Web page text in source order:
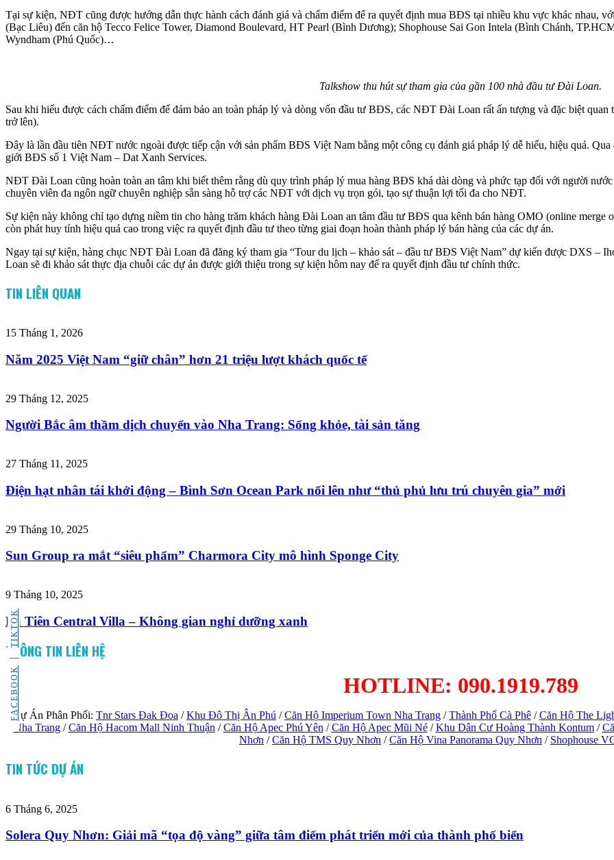
FACEBOOK
TIKTOK
Tại sự kiện, NĐT cũng được hướng dẫn thực hành cách đánh giá và chấm điểm để ra quyết định mua BĐS tại nhiều khu vực khác nhau,
(Bạc Liêu) đến căn hộ Tecco Felice Tower, Diamond Boulevard, HT Pearl (Bình Dương); Shophouse Sai Gon Intela (Bình Chánh,
Wyndham (Phú Quốc)…
Talkshow thu hút sự tham gia của gần 100 nhà đầu tư Đài Loan.
Sau khi hiểu được cách chấm điểm để đảm bảo an toàn pháp lý và dòng vốn đầu tư BĐS, các NĐT Đài Loan rất ấn tượng và đặc biệt
trở lên).
Đây là lần đầu tiên NĐT nước ngoài được tiếp cận với sản phẩm BĐS Việt Nam bằng một công cụ đánh giá pháp lý dễ hiểu, hiệu quả.
giới BĐS số 1 Việt Nam – Dat Xanh Services.
NĐT Đài Loan cũng hoàn toàn an tâm khi biết thêm rằng dù quy trình pháp lý mua hàng BĐS khá dài dòng và phức tạp đối với người
chuyên viên đa ngôn ngữ chuyên nghiệp sẵn sàng hỗ trợ các NĐT với dịch vụ trọn gói, tạo sự thuận lợi tối đa cho NĐT.
Sự kiện này không chỉ tạo dựng niềm tin cho hàng trăm khách hàng Đài Loan an tâm đầu tư BĐS qua kênh bán hàng OMO (online merge
còn phát huy tính hiệu quả cao trong việc ra quyết định đầu tư theo từng giai đoạn hoàn thành pháp lý bán hàng của các dự án.
Ngay tại sự kiện, hàng chục NĐT Đài Loan đã đăng ký tham gia “Tour du lịch – khảo sát – đầu tư BĐS Việt Nam” dự kiến được DXS –
Loan sẽ đi khảo sát thực địa chuỗi các dự án được giới thiệu trong sự kiện hôm nay để ra quyết định đầu tư chính thức.
TIN LIÊN QUAN
15 Tháng 1, 2026
Năm 2025 Việt Nam “giữ chân” hơn 21 triệu lượt khách quốc tế
29 Tháng 12, 2025
Người Bắc âm thầm dịch chuyển vào Nha Trang: Sống khỏe, tài sản tăng
27 Tháng 11, 2025
Điện hạt nhân tái khởi động – Bình Sơn Ocean Park nổi lên như “thủ phủ lưu trú chuyên gia” mới
29 Tháng 10, 2025
Sun Group ra mắt “siêu phẩm” Charmora City mô hình Sponge City
9 Tháng 10, 2025
La Tiên Central Villa – Không gian nghỉ dưỡng xanh
THÔNG TIN LIÊN HỆ
HOTLINE: 090.1919.789
Dự Án Phân Phối: Tnr Stars Đak Đoa /Khu Đô Thị Ân Phú /Căn Hộ Imperium Town Nha Trang /Thành Phố Cà Phê /Căn Hộ The
Nha Trang/Căn Hộ Hacom Mall Ninh Thuận /Căn Hộ Apec Phú Yên /Căn Hộ Apec Mũi Né/Khu Dân Cư Hoàng Thành Kontum/
Nhơn /Căn Hộ TMS Quy Nhơn /Căn Hộ Vina Panorama Quy Nhơn / Shophouse
TIN TỨC DỰ ÁN
6 Tháng 6, 2025
Solera Quy Nhơn: Giải mã “tọa độ vàng” giữa tâm điểm phát triển mới của thành phố biển